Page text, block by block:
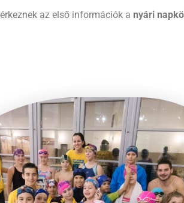
az első információk a nyári